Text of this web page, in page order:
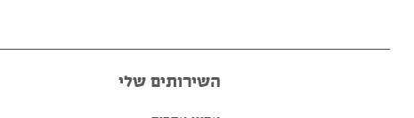
השירותים שלי